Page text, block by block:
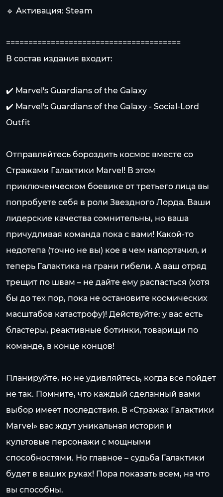
🔹 Активация: Steam
=======================================
В состав издания входит:
✔️ Marvel's Guardians of the Galaxy
✔️ Marvel's Guardians of the Galaxy - Social-Lord
Outfit
Отправляйтесь бороздить космос вместе со
Стражами Галактики Marvel! В этом
приключенческом боевике от третьего лица вы
попробуете себя в роли Звездного Лорда. Ваши
лидерские качества сомнительны, но ваша
причудливая команда пока с вами! Какой-то
недотепа (точно не вы) кое в чем напортачил, и
теперь Галактика на грани гибели. А ваш отряд
трещит по швам – не дайте ему распасться (хотя
бы до тех пор, пока не остановите космических
масштабов катастрофу)! Действуйте: у вас есть
бластеры, реактивные ботинки, товарищи по
команде, в конце концов!
Планируйте, но не удивляйтесь, когда все пойдет
не так. Помните, что каждый сделанный вами
выбор имеет последствия. В «Стражах Галактики
Marvel» вас ждут уникальная история и
культовые персонажи с мощными
способностями. Но главное – судьба Галактики
будет в ваших руках! Пора показать всем, на что
вы способны.